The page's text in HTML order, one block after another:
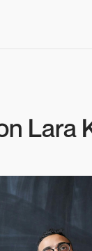
Lara